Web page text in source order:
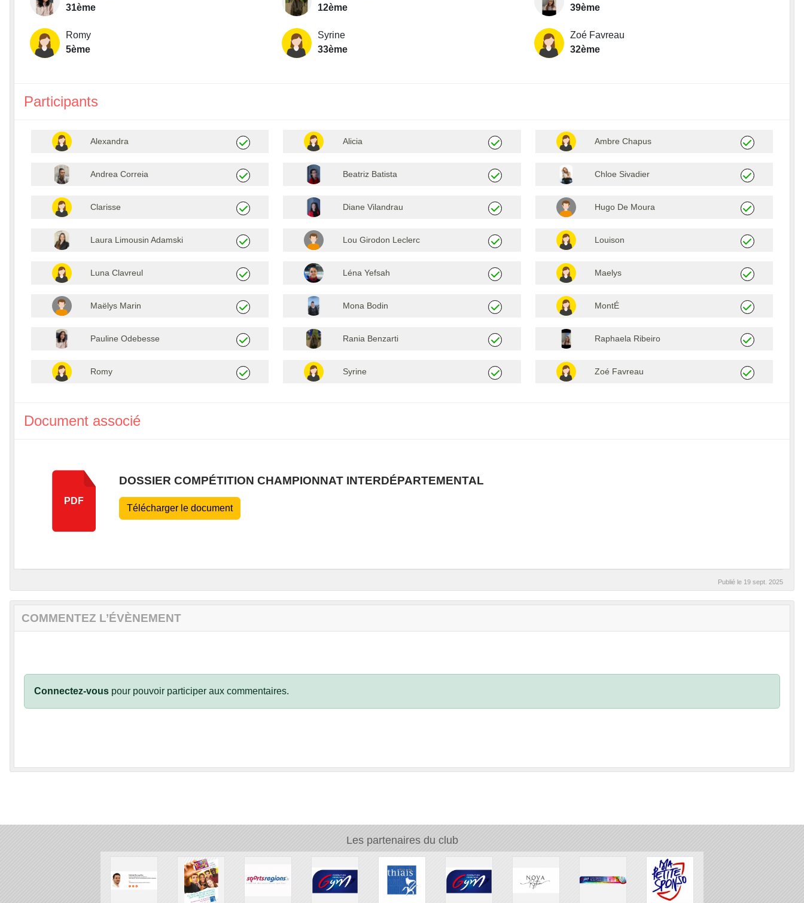
31ème
12ème
39ème
Romy
5ème
Syrine
33ème
Zoé Favreau
32ème
Participants
Alexandra Alicia Ambre Chapus
Andrea Correia Beatriz Batista Chloe Sivadier
Clarisse Diane Vilandrau Hugo De Moura
Laura Limousin Adamski Lou Girodon Leclerc Louison
Luna Clavreul Léna Yefsah Maelys
Maëlys Marin Mona Bodin MontÉ
Pauline Odebesse Rania Benzarti Raphaela Ribeiro
Romy Syrine Zoé Favreau
Document associé
PDF
DOSSIER COMPÉTITION CHAMPIONNAT INTERDÉPARTEMENTAL
Télécharger le document
Publié le 19 sept. 2025
COMMENTEZ L’ÉVÈNEMENT
Connectez-vous pour pouvoir participer aux commentaires.
Les partenaires du club